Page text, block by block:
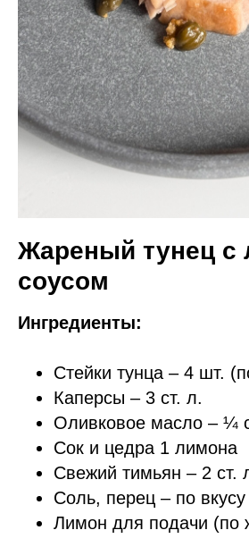
Жареный тунец
соусом
Ингредиенты:
Стейки тунца – 4 шт.
Каперсы – 3 ст. л.
Оливковое масло – ¼
Сок и цедра 1 лимона
Свежий тимьян – 2 ст.
Соль, перец – по вкусу
Лимон для подачи (по